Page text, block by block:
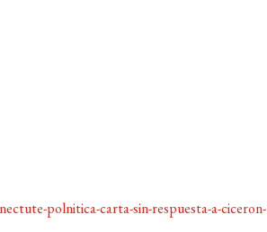
polnitica-carta-sin-respuesta-a-ciceron-